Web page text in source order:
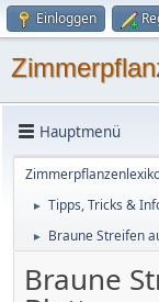
Einloggen
Hauptmenü
► Tipps, Tricks &
► Braune Streifen
Braune